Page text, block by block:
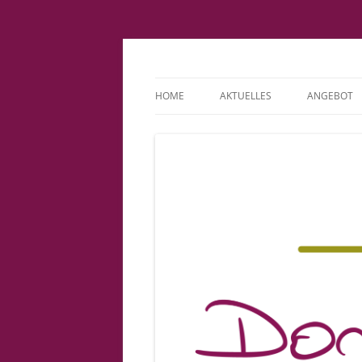
HOME AKTUELLES ANGEBOT